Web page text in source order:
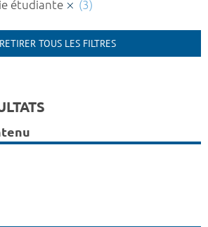
étudiante (3)
RETIRER TOUS LES FILTRES